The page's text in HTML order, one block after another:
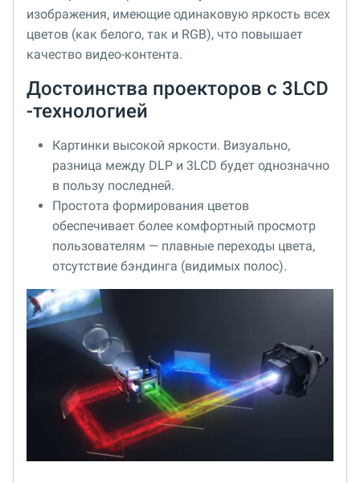
изображения, имеющие одинаковую яркость всех
цветов (как белого, так и RGB), что повышает
качество видео-контента.
Достоинства проекторов с 3LCD
-технологией
Картинки высокой яркости. Визуально,
разница между DLP и 3LCD будет однозначно
в пользу последней.
Простота формирования цветов
обеспечивает более комфортный просмотр
пользователям — плавные переходы цвета,
отсутствие бэндинга (видимых полос).